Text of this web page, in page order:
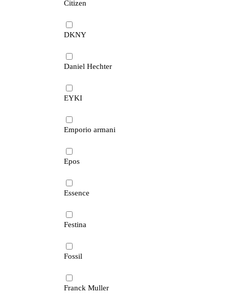
Citizen
DKNY
Daniel Hechter
EYKI
Emporio armani
Epos
Essence
Festina
Fossil
Franck Muller